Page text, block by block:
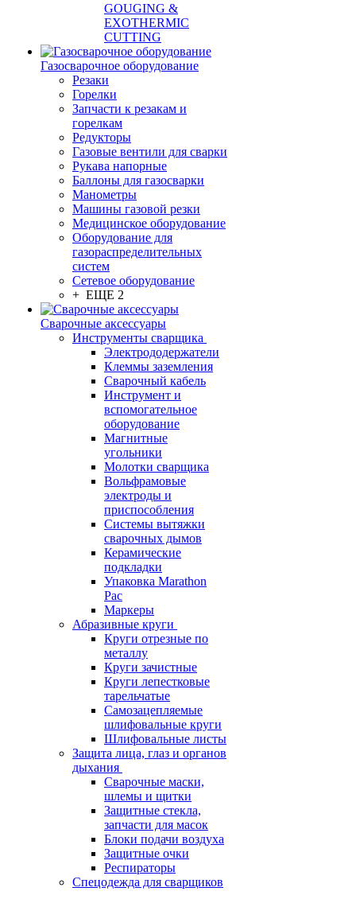
GOUGING &
EXOTHERMIC
CUTTING
Газосварочное оборудование
Резаки
Горелки
Запчасти к резакам и
горелкам
Редукторы
Газовые вентили для сварки
Рукава напорные
Баллоны для газосварки
Манометры
Машины газовой резки
Медицинское оборудование
Оборудование для
газораспределительных
систем
Сетевое оборудование
+ ЕЩЕ 2
Сварочные аксессуары
Инструменты сварщика
Электрододержатели
Клеммы заземления
Сварочный кабель
Инструмент и
вспомогательное
оборудование
Магнитные
угольники
Молотки сварщика
Вольфрамовые
электроды и
приспособления
Системы вытяжки
сварочных дымов
Керамические
подкладки
Упаковка Marathon
Pac
Маркеры
Абразивные круги
Круги отрезные по
металлу
Круги зачистные
Круги лепестковые
тарельчатые
Самозацепляемые
шлифовальные круги
Шлифовальные листы
Защита лица, глаз и органов
дыхания
Сварочные маски,
шлемы и щитки
Защитные стекла,
запчасти для масок
Блоки подачи воздуха
Защитные очки
Респираторы
Спецодежда для сварщиков